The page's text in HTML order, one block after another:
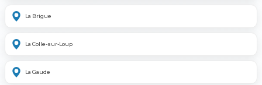
La Brigue
La Colle-sur-Loup
La Gaude